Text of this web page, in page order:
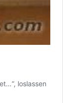
loslassen